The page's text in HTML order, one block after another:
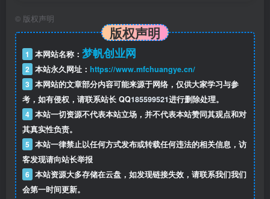
36、第18节 女频开簡点评分析(1).mp4
37、第19节，交流课(1).mp4
38、第20节 聚焦主角的技巧5(1).mp4
39、第21节，情节推荐的核心要点(1).mp4
40、第22节《从被女总裁领养开始》类别看点解析(1).mp4
41、第23节 拓展一个创意的连点(实践)(1).mp4
© 版权声明
版权声明
1 本网站名称： 梦帆创业网
2 本站永久网址： https://www.mfchuangye.cn/
3 本网站的文章部分内容可能来源于网络，仅供大家学习与参
考，如有侵权，请联系站长 QQ185599521进行删除处理。
4 本站一切资源不代表本站立场，并不代表本站赞同其观点和对
其真实性负责。
5 本站一律禁止以任何方式发布或转载任何违法的相关信息，访
客发现请向站长举报
6 本站资源大多存储在云盘，如发现链接失效，请联系我们我们
会第一时间更新。